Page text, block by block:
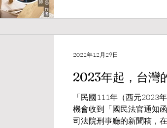
新興區中正三路55號28樓
2023年起，台灣
「民國111年（西元2023
機會收到「國民法官通知
司法院刑事廳的新聞稿，
2022年12月29日